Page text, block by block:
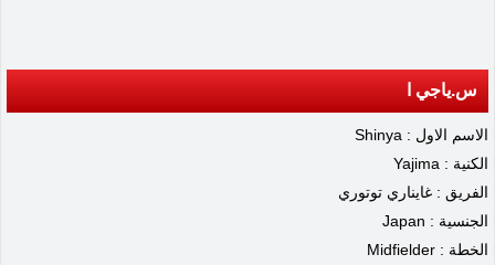
س.ياجي ا
الاسم الاول : Shinya
الكنية : Yajima
الفريق : غايناري توتوري
الجنسية : Japan
الخطة : Midfielder